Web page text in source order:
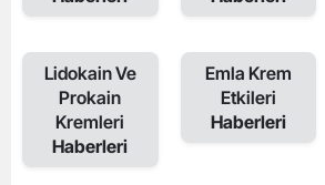
Lidokain Ve
Prokain
Kremleri
Haberleri
Emla Krem
Etkileri
Haberleri